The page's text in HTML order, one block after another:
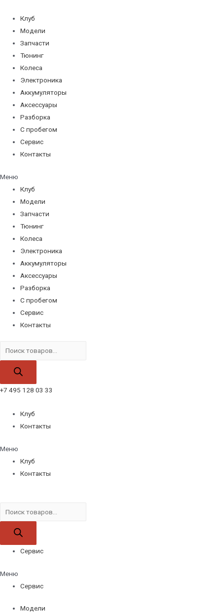
содержимому
Клуб
Модели
Запчасти
Тюнинг
Колеса
Электроника
Аккумуляторы
Аксессуары
Разборка
С пробегом
Сервис
Контакты
Меню
Клуб
Модели
Запчасти
Тюнинг
Колеса
Электроника
Аккумуляторы
Аксессуары
Разборка
С пробегом
Сервис
Контакты
товаров
+7 495 128 03 33
Клуб
Контакты
Меню
Клуб
Контакты
товаров
Сервис
Меню
Сервис
Модели